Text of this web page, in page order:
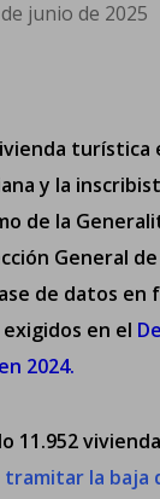
junio de 2025
turística
y la
de la
General
de datos en
en el
2024.
11.952
tramitar la baja